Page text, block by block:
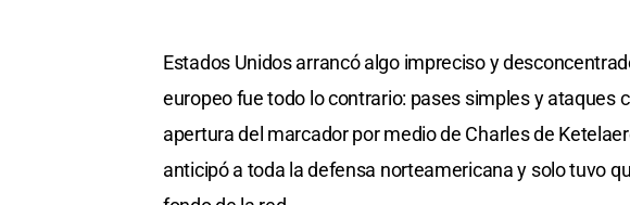
Estados Unidos arrancó algo impreciso y
europeo fue todo lo contrario: pases simples y ataques
apertura del marcador por medio de Charles de
anticipó a toda la defensa norteamericana y solo tuvo